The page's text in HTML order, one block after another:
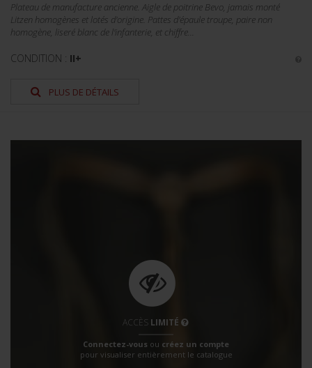
Plateau de manufacture ancienne. Aigle de poitrine Bevo, jamais monté
Litzen homogènes et lotés d'origine. Pattes d'épaule troupe, paire non
homogène, liseré blanc de l'infanterie, et chiffre...
CONDITION : II+
PLUS DE DÉTAILS
ACCÈS LIMITÉ
Connectez-vous ou créez un compte
pour visualiser entièrement le catalogue